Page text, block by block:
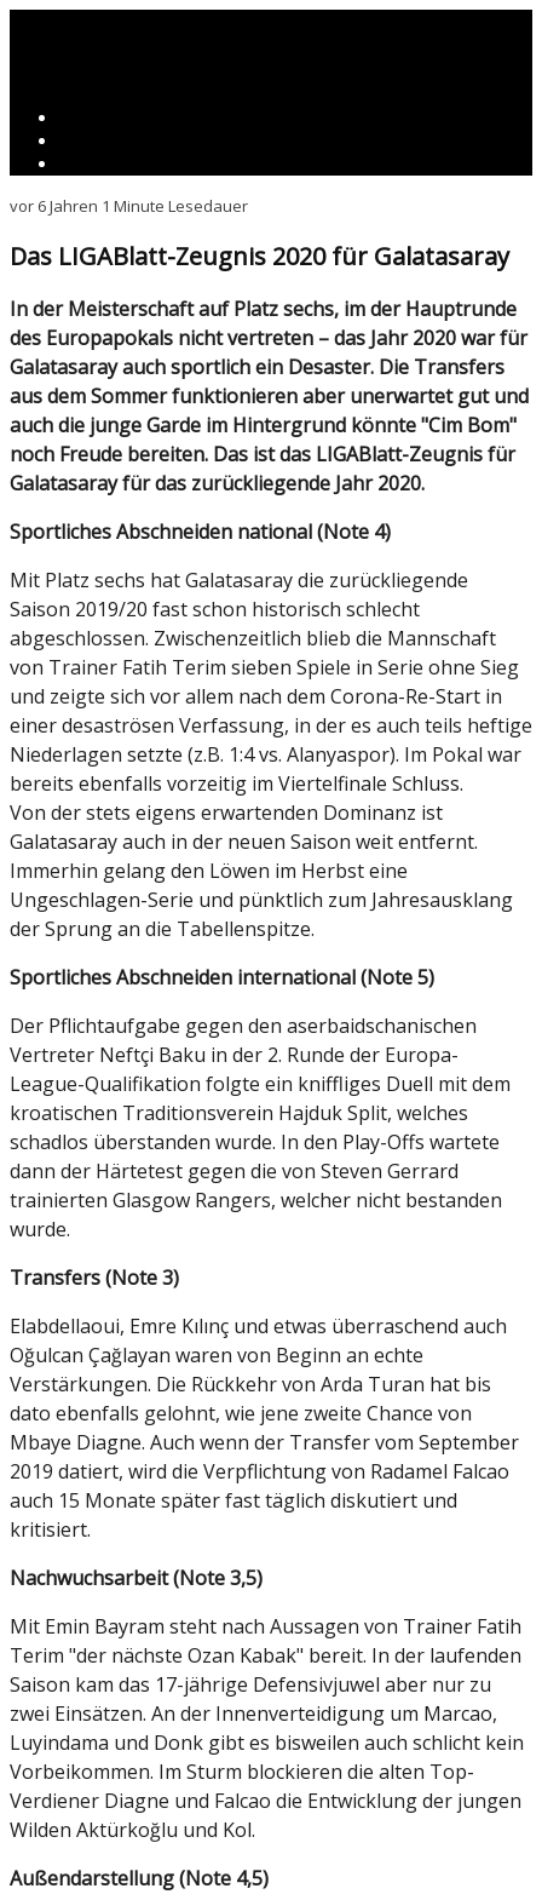
vor 6 Jahren 1 Minute Lesedauer
Das LIGABlatt-Zeugnis 2020 für Galatasaray
In der Meisterschaft auf Platz sechs, im der Hauptrunde
des Europapokals nicht vertreten – das Jahr 2020 war für
Galatasaray auch sportlich ein Desaster. Die Transfers
aus dem Sommer funktionieren aber unerwartet gut und
auch die junge Garde im Hintergrund könnte "Cim Bom"
noch Freude bereiten. Das ist das LIGABlatt-Zeugnis für
Galatasaray für das zurückliegende Jahr 2020.
Sportliches Abschneiden national (Note 4)
Mit Platz sechs hat Galatasaray die zurückliegende
Saison 2019/20 fast schon historisch schlecht
abgeschlossen. Zwischenzeitlich blieb die Mannschaft
von Trainer Fatih Terim sieben Spiele in Serie ohne Sieg
und zeigte sich vor allem nach dem Corona-Re-Start in
einer desaströsen Verfassung, in der es auch teils heftige
Niederlagen setzte (z.B. 1:4 vs. Alanyaspor). Im Pokal war
bereits ebenfalls vorzeitig im Viertelfinale Schluss.
Von der stets eigens erwartenden Dominanz ist
Galatasaray auch in der neuen Saison weit entfernt.
Immerhin gelang den Löwen im Herbst eine
Ungeschlagen-Serie und pünktlich zum Jahresausklang
der Sprung an die Tabellenspitze.
Sportliches Abschneiden international (Note 5)
Der Pflichtaufgabe gegen den aserbaidschanischen
Vertreter Neftçi Baku in der 2. Runde der Europa-
League-Qualifikation folgte ein kniffliges Duell mit dem
kroatischen Traditionsverein Hajduk Split, welches
schadlos überstanden wurde. In den Play-Offs wartete
dann der Härtetest gegen die von Steven Gerrard
trainierten Glasgow Rangers, welcher nicht bestanden
wurde.
Transfers (Note 3)
Elabdellaoui, Emre Kılınç und etwas überraschend auch
Oğulcan Çağlayan waren von Beginn an echte
Verstärkungen. Die Rückkehr von Arda Turan hat bis
dato ebenfalls gelohnt, wie jene zweite Chance von
Mbaye Diagne. Auch wenn der Transfer vom September
2019 datiert, wird die Verpflichtung von Radamel Falcao
auch 15 Monate später fast täglich diskutiert und
kritisiert.
Nachwuchsarbeit (Note 3,5)
Mit Emin Bayram steht nach Aussagen von Trainer Fatih
Terim "der nächste Ozan Kabak" bereit. In der laufenden
Saison kam das 17-jährige Defensivjuwel aber nur zu
zwei Einsätzen. An der Innenverteidigung um Marcao,
Luyindama und Donk gibt es bisweilen auch schlicht kein
Vorbeikommen. Im Sturm blockieren die alten Top-
Verdiener Diagne und Falcao die Entwicklung der jungen
Wilden Aktürkoğlu und Kol.
Außendarstellung (Note 4,5)